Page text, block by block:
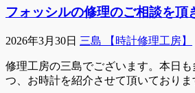
フォッシルの修理のご相談を頂
2026年3月30日 三島 【時計修理工房】
修理工房の三島でございます。本日
つ、お時計を紹介させて頂いており